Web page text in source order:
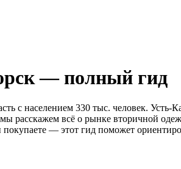
— полный гид
с населением 330 тыс. человек.
расскажем всё о рынке вторичной
— этот гид поможет